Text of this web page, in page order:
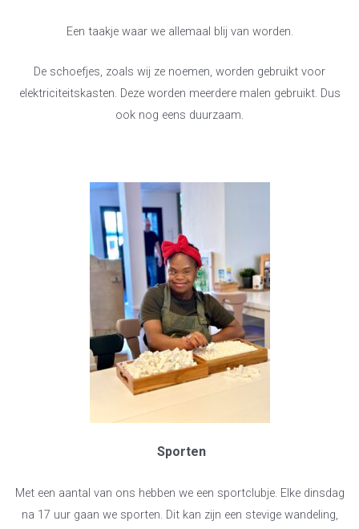
Een taakje waar we allemaal blij van worden.
De schoefjes, zoals wij ze noemen, worden gebruikt voor
elektriciteitskasten. Deze worden meerdere malen gebruikt. Dus
ook nog eens duurzaam.
Sporten
Met een aantal van ons hebben we een sportclubje. Elke dinsdag
na 17 uur gaan we sporten. Dit kan zijn een stevige wandeling,